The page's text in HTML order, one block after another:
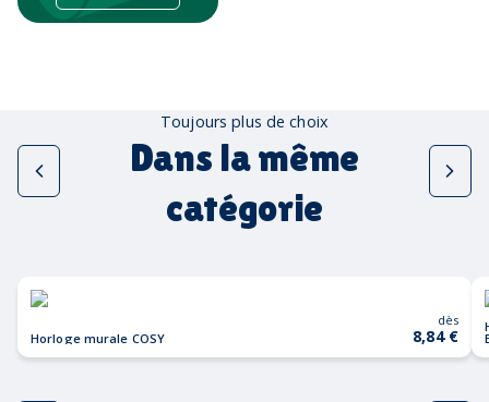
Toujours plus de choix
Dans la même
catégorie
Horloge murale COSY
dès
8,84 €